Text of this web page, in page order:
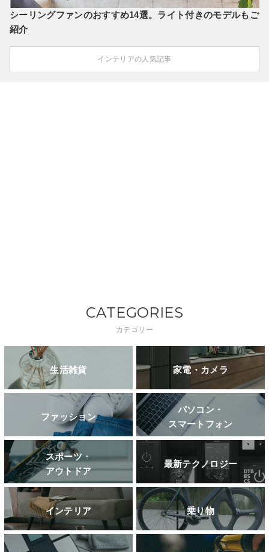
シーリングファンのおすすめ14選。ライト付きのモデルもご
紹介
インテリアの人気記事
CATEGORIES
カテゴリー
生活雑貨 家電・カメラ
ファッション
パソコン・
スマートフォン
スポーツ・
アウトドア
最新テクノロジー
インテリア 乗り物